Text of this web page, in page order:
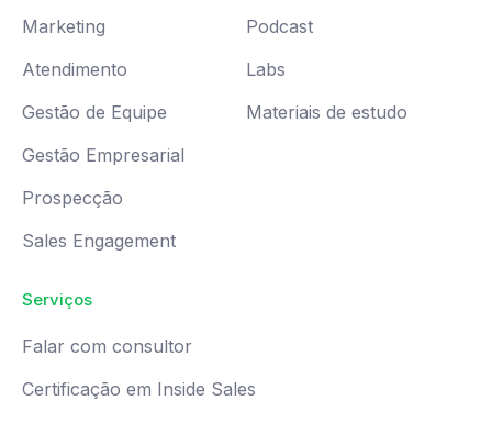
Marketing
Atendimento
Gestão de Equipe
Gestão Empresarial
Prospecção
Sales Engagement
Podcast
Labs
Materiais de estudo
Serviços
Falar com consultor
Certificação em Inside Sales